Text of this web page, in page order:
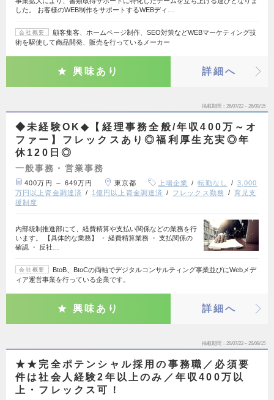
した。 お客様のWEB制作をサポートするWEBディ…
会社概要
顧客集客、ホームページ制作、SEO対策などWEBマーケティング技
術を駆使して商品開発、販売を行っているメーカー
興味あり 詳細へ
掲載期間 26/07/22～26/09/15
◆未経験OK◆【経理事務全般/年収400万～オ
ファー】フレックスあり◎福利厚生充実◎年
休120日◎
一般事務・営業事務
400万円 ～ 649万円 東京都 上場企業 転勤なし
3,000
万円以上資金調達済
1億円以上資金調達済 フレックス勤務
育児支
援制度
内部統制推進部にて、経費精算や支払い関係などの業務を行
います。 【具体的な業務】 ・ 経費精算業務 ・ 支払関係の
確認 ・ 反社…
会社概要
BtoB、BtoCの両軸でデジタルコンサルティング事業並びにWebメデ
ィア運営事業を行っている企業です。
興味あり 詳細へ
掲載期間 26/07/22～26/09/15
★★完全ポテンシャル採用の事務職／必須要
件は社会人経験2年以上のみ／年収400万以
上・フレックス可！